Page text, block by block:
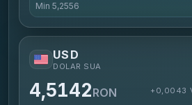
Min 5,2556
USD
DOLAR SUA
4,5142RON +0,0043